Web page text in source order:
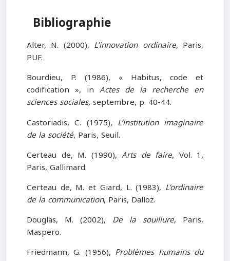
Bibliographie
Alter, N. (2000), L’innovation ordinaire, Paris,
PUF.
Bourdieu, P. (1986), « Habitus, code et
codification », in Actes de la recherche en
sciences sociales,septembre, p. 40-44.
Castoriadis, C. (1975), L’institution imaginaire
de la société, Paris, Seuil.
Certeau de, M. (1990), Arts de faire, Vol. 1,
Paris, Gallimard.
Certeau de, M. et Giard, L. (1983), L’ordinaire
de la communication, Paris, Dalloz.
Douglas, M. (2002), De la souillure, Paris,
Maspero.
Friedmann, G. (1956), Problèmes humains du